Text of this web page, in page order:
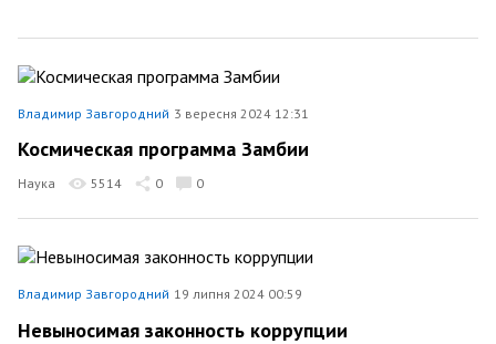
Владимир Завгородний 3 вересня 2024 12:31
Космическая программа Замбии
Наука 5514 0 0
Владимир Завгородний 19 липня 2024 00:59
Невыносимая законность коррупции